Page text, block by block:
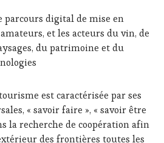
parcours digital de mise en
et les acteurs du vin, de
du patrimoine et du
est caractérisée par ses
« savoir faire », « savoir être
la recherche de coopération afin
des frontières toutes les